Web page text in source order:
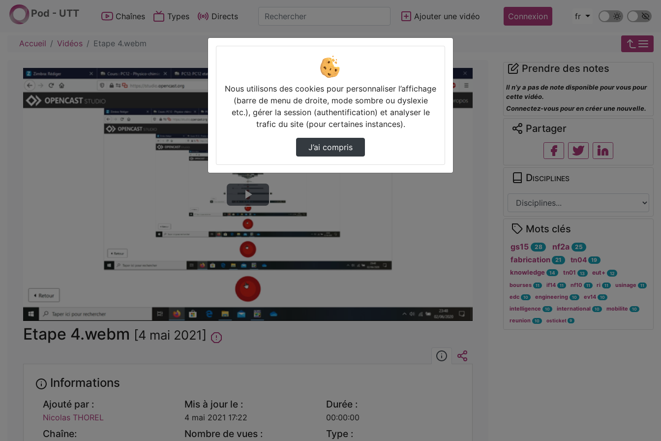
Pod - UTT Chaînes Types Directs Ajouter une vidéo Connexion fr Mode sombre
Police
Accueil Vidéos Etape 4.webm
Lire
la
vidéo
Etape 4.webm [4 mai 2021]
Informations
Informations
Ajouté par :
Nicolas THOREL
Mis à jour le :
4 mai 2021 17:22
Durée :
00:00:00
Chaîne: Nombre de vues : Type :
Prendre des notes
Il n’y a pas de note disponible pour vous pour
cette vidéo.
Connectez-vous pour en créer une nouvelle.
Partager
Disciplines
Mots clés
gs15 28 nf2a 25
fabrication 21 tn04 19
knowledge 14 tn01 13 eut+ 12
bourses 11 if14 11 nf10 11 ri 11 usinage 11
edc 10 engineering 10 ev14 10
intelligence 10 international 10 mobilite 10
reunion 10 osticket 9
Nous utilisons des cookies pour personnaliser l’affichage
(barre de menu de droite, mode sombre ou dyslexie
etc.), gérer la session (authentification) et analyser le
trafic du site (pour certaines instances).
J’ai compris